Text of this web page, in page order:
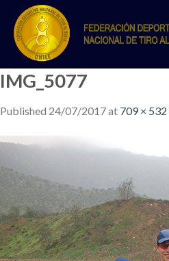
content
IMG_5077
Published 24/07/2017at 709 × 532